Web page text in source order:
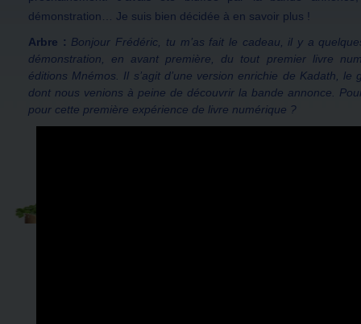
démonstration… Je suis bien décidée à en savoir plus !
Arbre : Bonjour Frédéric, tu m’as fait le cadeau, il y a
démonstration, en avant première, du tout premier livre
éditions Mnémos. Il s’agit d’une version enrichie de Kadath, le
dont nous venions à peine de découvrir la bande annonce.
pour cette première expérience de livre numérique ?